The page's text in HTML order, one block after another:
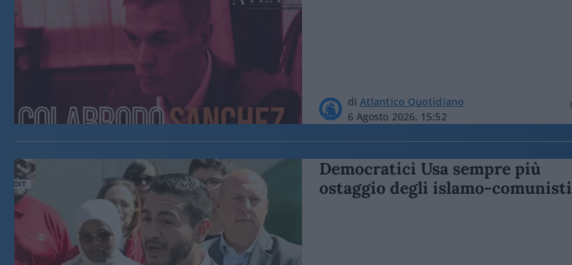
di Atlantico Quotidiano
6 Agosto 2026, 15:52
Democratici Usa sempre più
ostaggio degli islamo-comunisti